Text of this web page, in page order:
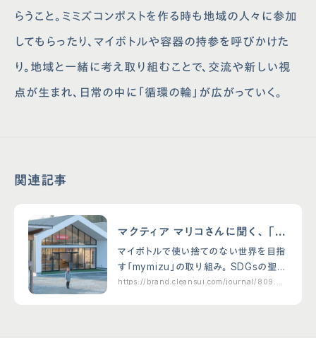
らうこと。ミミズコンポストを作る時も地域の人々に参加
してもらったり、マイボトルや容器の持参を呼びかけた
り。地域と一緒に考え取り組むことで、交流や新しい視
点が生まれ、日常の中に「循環の輪」が広がっていく。
関連記事
マクティア マリコさんに聞く、「m
ymizu」とSDGsのこと。 前編
マイボトルで使い捨てのない世界を目指
す「mymizu」の取り組み。 SDGsの聖地
を目指し2021年、三重・多気町にオープ
https://brand.cleansui.com/journal/809.ht